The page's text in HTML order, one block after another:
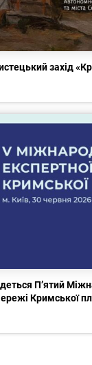
захід
П’ятий
Кримської